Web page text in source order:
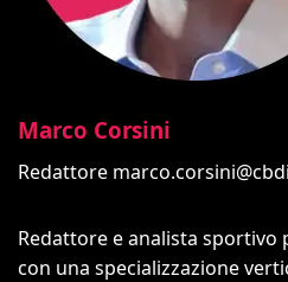
Marco Corsini
Redattore
Redattore e analista sportivo
con una specializzazione